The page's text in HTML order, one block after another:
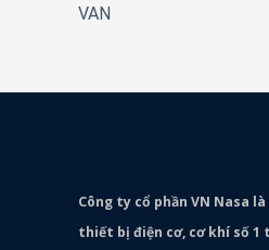
VAN
Công ty cổ phần VN Nasa
thiết bị điện cơ, cơ khí số 1